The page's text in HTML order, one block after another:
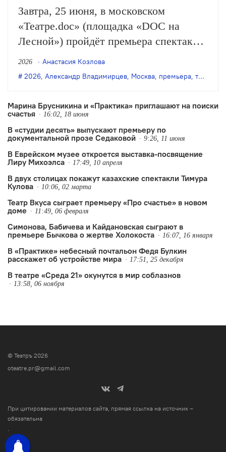
Завтра, 25 июня, в московском
«Театре.doc» (площадка «DOC на
Лесной») пройдёт премьера спектакля
театра «RAT» и режиссёра Александра
Владимирцева «Мëртвая волна».
2026
Анастасия Козлова
2026, Александр Владимирцев, Москва, премьера, театр «RAT»
Марина Брусникина и «Практика» приглашают на поиски
счастья
16:02, 18 июня
В «студии десять» выпускают премьеру по
документальной прозе Седаковой
9:26, 11 июня
В Еврейском музее откроется выставка-посвящение
Лиру Михоэлса
17:49, 10 апреля
В двух столицах покажут казахские спектакли Тимура
Кулова
10:06, 02 марта
Театр Вкуса сыграет премьеру «Про счастье» в новом
доме
11:49, 06 февраля
Симонова, Бабичева и Кайдановская сыграют в
премьере Бычкова о жертве Холокоста
16:07, 16 января
В «Практике» небесный почтальон Федя Булкин
расскажет об устройстве мира
17:51, 25 декабря
В театре «Среда 21» окунутся в мир соблазнов
13:58, 06 ноября
© Театръ 2026
oteatre.pr@gmail.com
При цитировании материалов сайта, прямая ссылка на источник –
обязательна
.